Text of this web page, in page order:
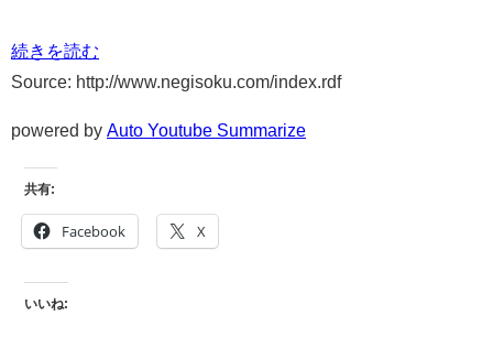
続きを読む
Source: http://www.negisoku.com/index.rdf
powered by Auto Youtube Summarize
共有:
Facebook X
いいね: